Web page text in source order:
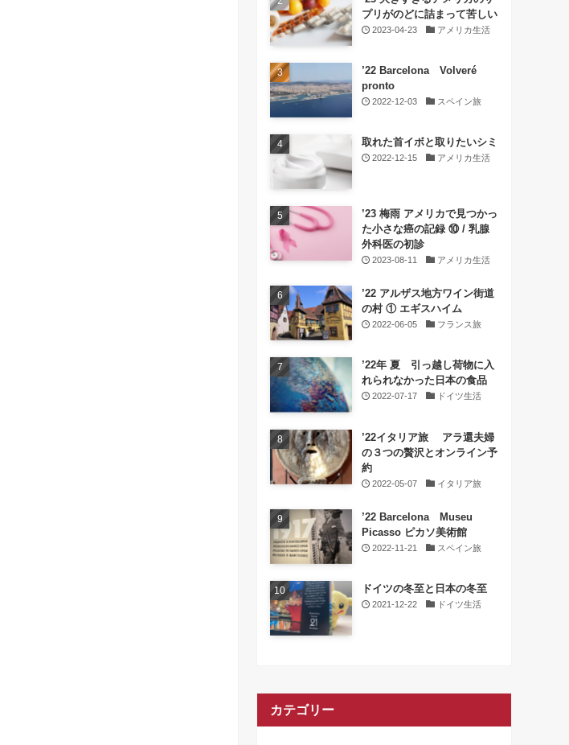
プリがのどに詰まって苦しい
2023-04-23 アメリカ生活
’22 Barcelona Volveré
pronto
2022-12-03 スペイン旅
取れた首イボと取りたいシミ
2022-12-15 アメリカ生活
’23 梅雨 アメリカで見つかっ
た小さな癌の記録 ⑩ / 乳腺
外科医の初診
2023-08-11 アメリカ生活
’22 アルザス地方ワイン街道
の村 ① エギスハイム
2022-06-05 フランス旅
’22年 夏 引っ越し荷物に入
れられなかった日本の食品
2022-07-17 ドイツ生活
’22イタリア旅 アラ還夫婦
の３つの贅沢とオンライン予
約
2022-05-07 イタリア旅
’22 Barcelona Museu
Picasso ピカソ美術館
2022-11-21 スペイン旅
ドイツの冬至と日本の冬至
2021-12-22 ドイツ生活
カテゴリー